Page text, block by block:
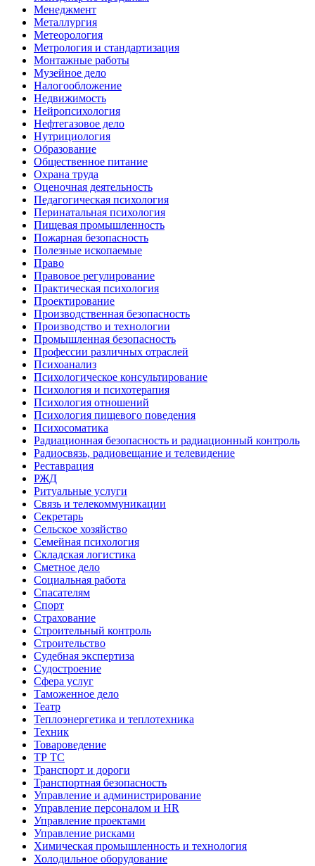
Менеджмент
Металлургия
Метеорология
Метрология и стандартизация
Монтажные работы
Музейное дело
Налогообложение
Недвижимость
Нейропсихология
Нефтегазовое дело
Нутрициология
Образование
Общественное питание
Охрана труда
Оценочная деятельность
Педагогическая психология
Перинатальная психология
Пищевая промышленность
Пожарная безопасность
Полезные ископаемые
Право
Правовое регулирование
Практическая психология
Проектирование
Производственная безопасность
Производство и технологии
Промышленная безопасность
Профессии различных отраслей
Психоанализ
Психологическое консультирование
Психология и психотерапия
Психология отношений
Психология пищевого поведения
Психосоматика
Радиационная безопасность и радиационный контроль
Радиосвязь, радиовещание и телевидение
Реставрация
РЖД
Ритуальные услуги
Связь и телекоммуникации
Секретарь
Сельское хозяйство
Семейная психология
Складская логистика
Сметное дело
Социальная работа
Спасателям
Спорт
Страхование
Строительный контроль
Строительство
Судебная экспертиза
Судостроение
Сфера услуг
Таможенное дело
Театр
Теплоэнергетика и теплотехника
Техник
Товароведение
ТР ТС
Транспорт и дороги
Транспортная безопасность
Управление и администрирование
Управление персоналом и HR
Управление проектами
Управление рисками
Химическая промышленность и технология
Холодильное оборудование